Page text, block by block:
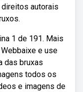
autorais
1 de 191. Mais
e use
das bruxas
todos os
e imagens de